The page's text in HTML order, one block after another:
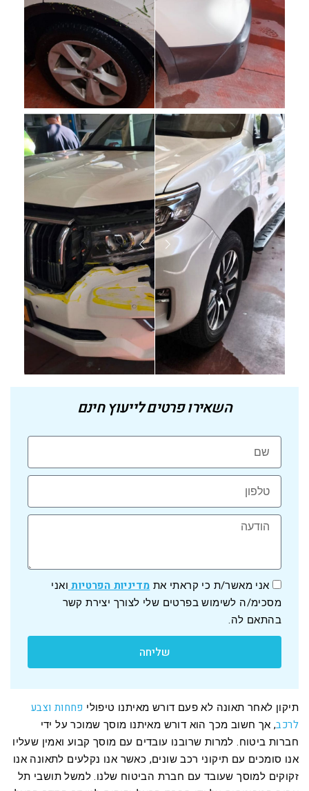
השאירו פרטים לייעוץ חינם
אני מאשר/ת כי קראתי את מדיניות הפרטיות ואני
מסכימ/ה לשימוש בפרטים שלי לצורך יצירת קשר
בהתאם לה.
שליחה
תיקון לאחר תאונה לא פעם דורש מאיתנו טיפולי פחחות וצבע
לרכב, אך חשוב מכך הוא דורש מאיתנו מוסך שמוכר על ידי
חברות ביטוח. למרות שרובנו עובדים עם מוסך קבוע ואמין שעליו
אנו סומכים עם תיקוני רכב שונים, כאשר אנו נקלעים לתאונה אנו
זקוקים למוסך שעובד עם חברת הביטוח שלנו. למשל תושבי תל